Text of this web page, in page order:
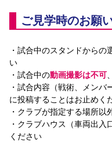
アウェイツアー
アウェイツアー
よくある質問
よくある質問
スポーツクラブ
関連団体/施設
長居公園 セレッソフットサ
セレッソスポーツパーク舞洲
セレッソ大阪アカデミー
大人のサッカースクール そ
ご見学時のお願
・試合中のスタンドから
い
・試合中の動画撮影は不可
・試合内容（戦術、メン
に投稿することはお止めく
・クラブが指定する場所
・クラブハウス（車両出
ください